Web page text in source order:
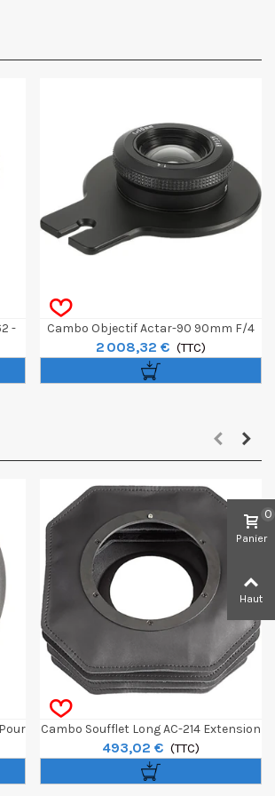
-
Cambo Objectif Actar-90 90mm F/4
Pour Chambre Actus
2 008,32 € (TTC)
Cambo Soufflet Long AC-214 Extension
200mm 5 Sections
493,02 € (TTC)
Panier
0
Haut